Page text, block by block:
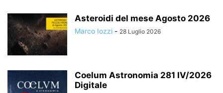
Asteroidi del mese Agosto 2026
Marco Iozzi - 28 Luglio 2026
Coelum Astronomia 281 IV/2026
Digitale